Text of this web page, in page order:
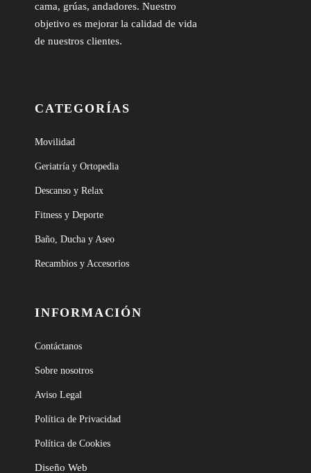
cama, grúas, andadores. Nuestro
objetivo es mejorar la calidad de vida
de nuestros clientes.
CATEGORÍAS
Movilidad
Geriatría y Ortopedia
Descanso y Relax
Fitness y Deporte
Baño, Ducha y Aseo
Recambios y Accesorios
INFORMACIÓN
Contáctanos
Sobre nosotros
Aviso Legal
Política de Privacidad
Política de Cookies
Diseño Web